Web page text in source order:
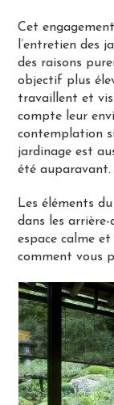
Cet
l’entretien des
des raisons
objectif plus
travaillent et
compte leur
contemplation
jardinage est
été auparavant.
Les éléments
dans les
espace calme
comment vous